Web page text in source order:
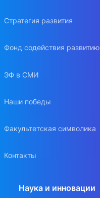
Стратегия развития
Фонд содействия развитию
ЭФ в СМИ
Наши победы
Факультетская символика
Контакты
Наука и инновации